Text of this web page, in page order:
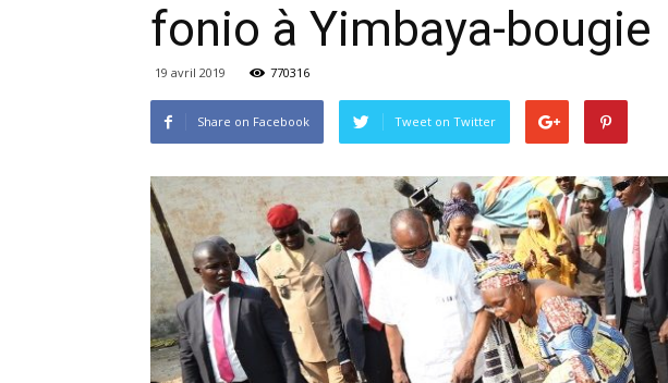
fonio à Yimbaya-bougie
19 avril 2019 770316
Share on Facebook Tweet on Twitter